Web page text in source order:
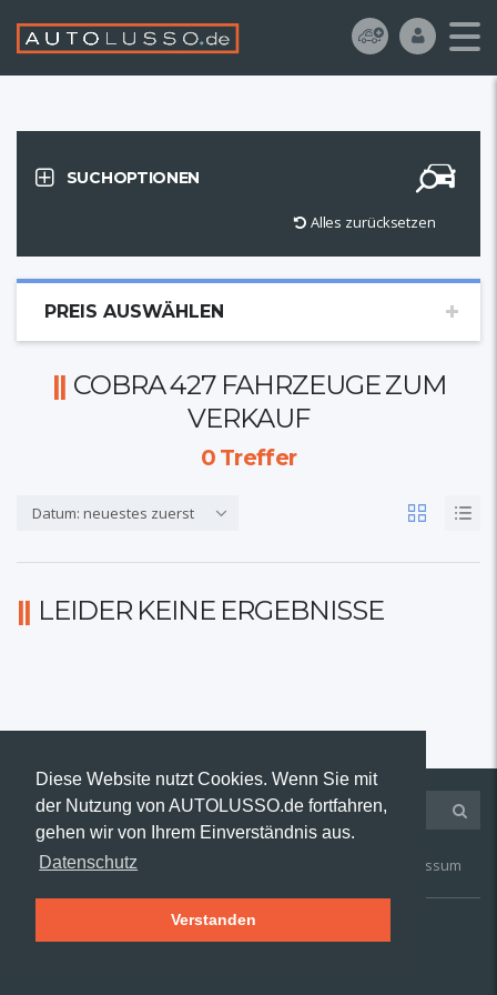
Diese Website nutzt Cookies. Wenn Sie mit
der Nutzung von AUTOLUSSO.de fortfahren,
gehen wir von Ihrem Einverständnis aus.
Datenschutz
Verstanden
SUCHOPTIONEN
Alles zurücksetzen
PREIS AUSWÄHLEN
COBRA 427 FAHRZEUGE ZUM
VERKAUF
0Treffer
Datum: neuestes zuerst
LEIDER KEINE ERGEBNISSE
Kontakt AGB Impressum
© 2019 AUTOLUSSO.de | Alle Rechte vorbehalten.